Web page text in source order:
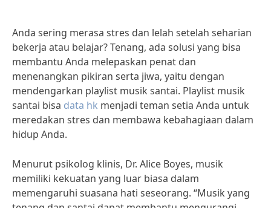
Anda sering merasa stres dan lelah setelah seharian
bekerja atau belajar? Tenang, ada solusi yang bisa
membantu Anda melepaskan penat dan
menenangkan pikiran serta jiwa, yaitu dengan
mendengarkan playlist musik santai. Playlist musik
santai bisa data hk menjadi teman setia Anda untuk
meredakan stres dan membawa kebahagiaan dalam
hidup Anda.
Menurut psikolog klinis, Dr. Alice Boyes, musik
memiliki kekuatan yang luar biasa dalam
memengaruhi suasana hati seseorang. “Musik yang